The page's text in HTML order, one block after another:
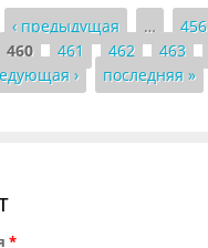
‹ предыдущая … 456
460 461 462 463
›
последняя »
*